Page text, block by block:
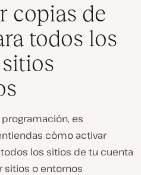
copias de
todos los
es
cómo activar
los sitios de tu cuenta
sitios o entornos